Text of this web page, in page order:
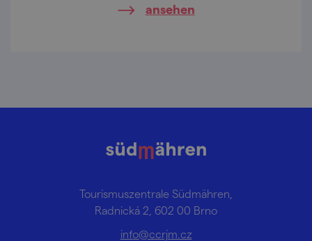
ansehen
Tourismuszentrale Südmähren,
Radnická 2, 602 00 Brno
info@ccrjm.cz